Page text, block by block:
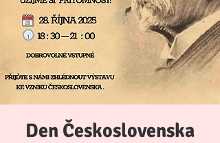
Den Československa